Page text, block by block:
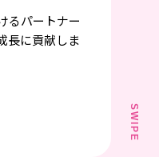
るパートナー
長に貢献しま
SWIPE